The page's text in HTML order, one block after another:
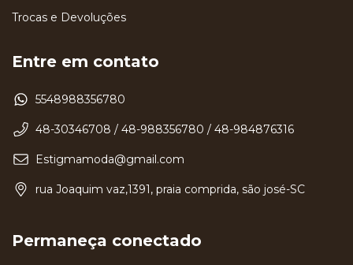
Trocas e Devoluções
Entre em contato
5548988356780
48-30346708 / 48-988356780 / 48-984876316
Estigmamoda@gmail.com
rua Joaquim vaz,1391, praia comprida, são josé-SC
Permaneça conectado